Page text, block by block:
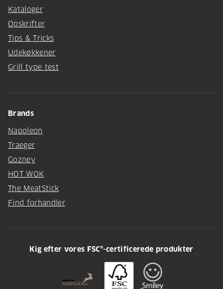
Kataloger
Opskrifter
Tips & Tricks
Udekøkkener
Grill type test
Brands
Napoleon
Traeger
Gozney
HOT WOK
The MeatStick
Find forhandler
Kig efter vores FSC®-certificerede produkter